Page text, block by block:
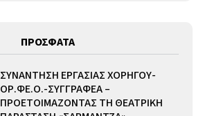
ΠΡΟΣΦΑΤΑ
ΣΥΝΑΝΤΗΣΗ ΕΡΓΑΣΙΑΣ ΧΟΡΗΓΟΥ-
ΟΡ.ΦΕ.Ο.-ΣΥΓΓΡΑΦΕΑ –
ΠΡΟΕΤΟΙΜΑΖΟΝΤΑΣ ΤΗ ΘΕΑΤΡΙΚΗ